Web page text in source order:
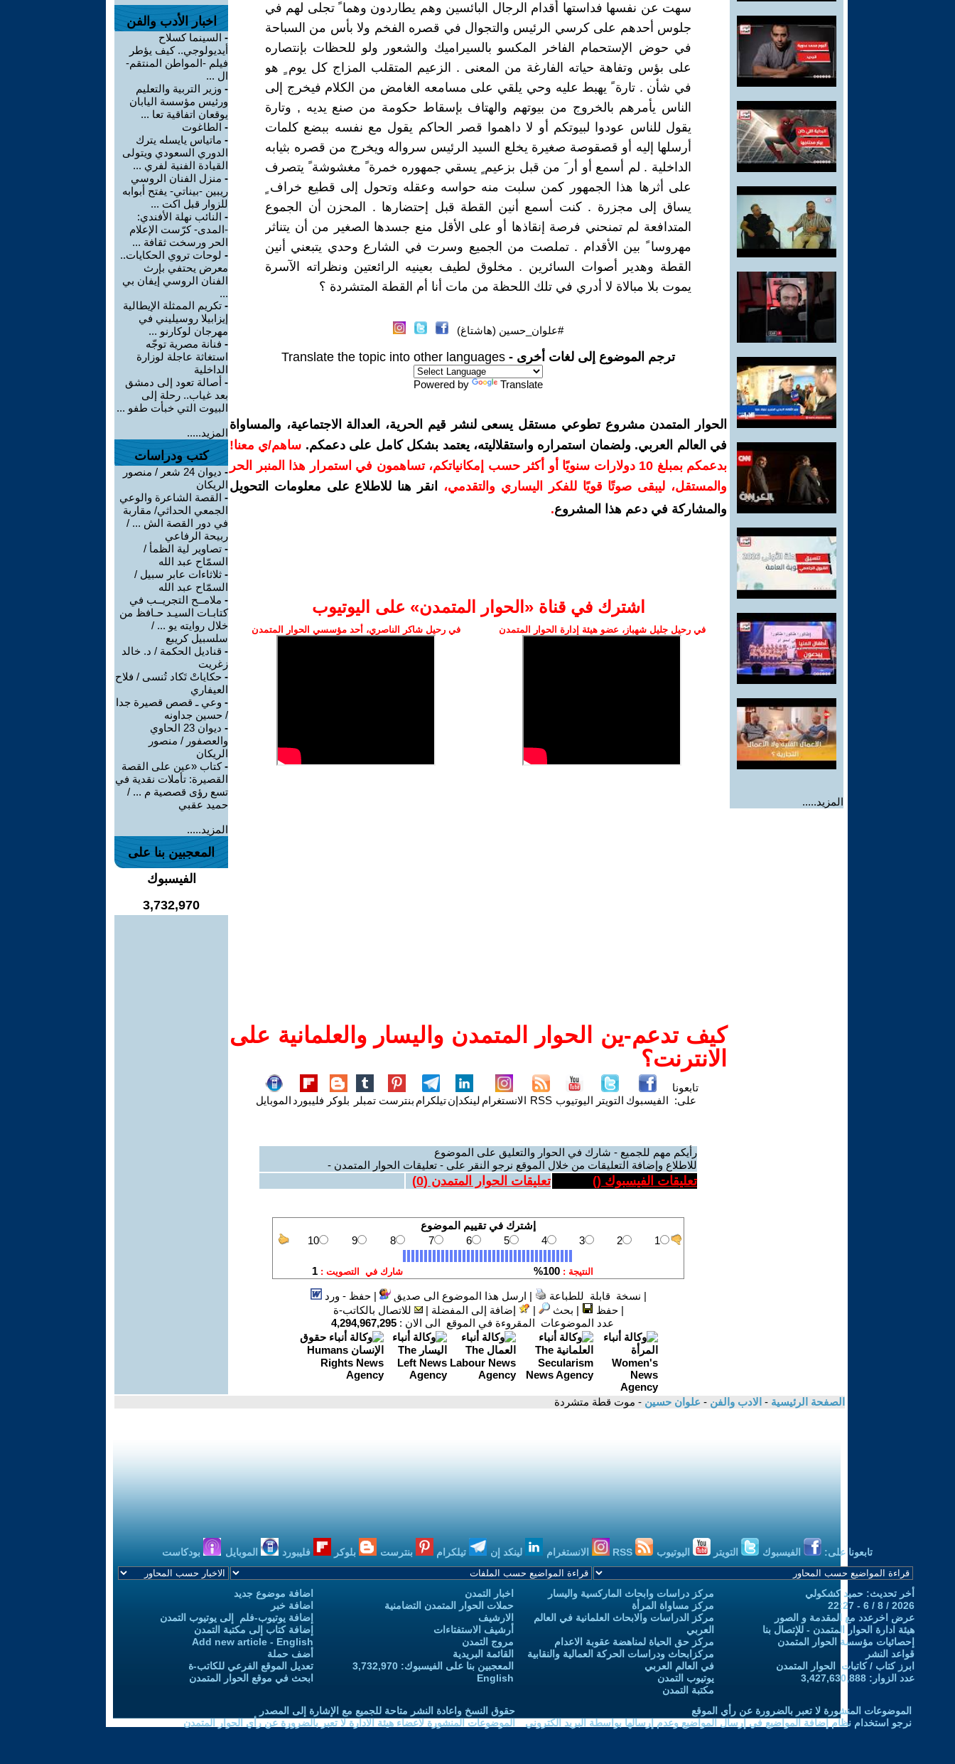
المزيد.....
سهت عن نفسها فداستها أقدام الرجال البائسين وهم يطاردون وهما ً تجلى لهم في
جلوس أحدهم على كرسي الرئيس والتجوال في قصره الفخم ولا بأس من السباحة
في حوض الإستحمام الفاخر المكسو بالسيراميك والشعور ولو للحظات بإنتصاره
على بؤس وتفاهة حياته الفارغة من المعنى . الزعيم المتقلب المزاج كل يوم ٍ هو
في شأن . تارة ً يهبط عليه وحي يلقي على مسامعه الغامض من الكلام فيخرج إلى
الناس يأمرهم بالخروج من بيوتهم والهتاف بإسقاط حكومة من صنع يديه , وتارة
يقول للناس عودوا لبيوتكم أو لا داهموا قصر الحاكم يقول مع نفسه ببضع كلمات
أرسلها إليه أو قصقوصة صغيرة يخلع السيد الرئيس سرواله ويخرج من قصره بثيابه
الداخلية . لم أسمع أو أر َ من قبل بزعيم ٍ يسقي جمهوره خمرة ً مغشوشة ً يتصرف
على أثرها هذا الجمهور كمن سلبت منه حواسه وعقله وتحول إلى قطيع خراف ٍ
يساق إلى مجزرة . كنت أسمع أنين القطة قبل إحتضارها . المحزن أن الجموع
المتدافعة لم تمنحني فرصة إنقاذها أو على الأقل منع جسدها الصغير من أن يتناثر
مهروسا ً بين الأقدام . تملصت من الجميع وسرت في الشارع وحدي يتبعني أنين
القطة وهدير أصوات السائرين . مخلوق لطيف بعينيه الرائعتين ونظراته الآسرة
يموت بلا مبالاة لا أدري في تلك اللحظة من مات أنا أم القطة المتشردة ؟
#علوان_حسين (هاشتاغ)
ترجم الموضوع إلى لغات أخرى - Translate the topic into other languages
Powered by Translate
الحوار المتمدن مشروع تطوعي مستقل يسعى لنشر قيم الحرية، العدالة الاجتماعية، والمساواة
في العالم العربي. ولضمان استمراره واستقلاليته، يعتمد بشكل كامل على دعمكم. ساهم/ي معنا!
بدعمكم بمبلغ 10 دولارات سنويًا أو أكثر حسب إمكانياتكم، تساهمون في استمرار هذا المنبر الحر
والمستقل، ليبقى صوتًا قويًا للفكر اليساري والتقدمي،
انقر هنا للاطلاع على معلومات التحويل
والمشاركة في دعم هذا المشروع.
اشترك في قناة ‫«الحوار المتمدن» على اليوتيوب
في رحيل جليل شهباز، عضو هيئة إدارة الحوار المتمدن في رحيل شاكر الناصري، أحد مؤسسي الحوار المتمدن
كيف تدعم-ين الحوار المتمدن واليسار والعلمانية على
الانترنت؟
تابعونا
على: الفيسبوك التويتر اليوتيوب RSS الانستغرام لينكدإنتيلكرام بنترست تمبلر بلوكر فليبورد الموبايل
رأيكم مهم للجميع - شارك في الحوار والتعليق على الموضوع
للاطلاع وإضافة التعليقات من خلال الموقع نرجو النقر على - تعليقات الحوار المتمدن -
تعليقات الفيسبوك () تعليقات الحوار المتمدن (0
)
| نسخة قابلة للطباعة | ارسل هذا الموضوع الى صديق |حفظ - ورد
|حفظ | بحث | إضافة إلى المفضلة |
للاتصال بالكاتب-ة
عدد الموضوعات المقروءة في الموقع الى الان : 4,294,967,295
اخبار الأدب والفن
- السينما كسلاح
أيديولوجي.. كيف يؤطر
فيلم -المواطن المنتقم-
ال ...
- وزير التربية والتعليم
ورئيس مؤسسة اليابان
يوقعان اتفاقية تعا ...
- الطاغوت
- ماتياس يايسله يترك
الدوري السعودي ويتولى
القيادة الفنية لفري ...
- منزل الفنان الروسي
ريبين -بيناتي- يفتح أبوابه
للزوار قبل اكت ...
- النائب نهلة الأفندي:
-المدى- كرّست الإعلام
الحر ورسخت ثقافة ...
- لوحات تروي الحكايات..
معرض يحتفي بإرث
الفنان الروسي إيفان بي
...
- تكريم الممثلة الإيطالية
إيزابيلا روسيليني في
مهرجان لوكارنو ...
- فنانة مصرية توجّه
استغاثة عاجلة لوزارة
الداخلية
- أصالة تعود إلى دمشق
بعد غياب.. رحلة إلى
البيوت التي خبأت طفو ...
المزيد.....
كتب ودراسات
-
ديوان 24 شعر / منصور
الريكان
- القصة الشاعرة والوعي
الجمعي الحداثي/ مقاربة
في دور القصة الش ... /
ربيحة الرفاعي
- تصاوير لية الظمأ /
السمّاح عبد الله
- ثلاثاءات عابر سبيل /
السمّاح عبد الله
- ملامــح التجريــب في
كتابـات السيـد حـافظ من
خلال روايته يو ... /
سلسبيل كريبع
- قناديل الحكمة / د. خالد
زغريت
- حكاياتْ تَكاد تُنسى / فلاح
العيفاري
- وعي ـ قصص قصيرة جدا
/ حسين جداونه
-
ديوان 23 الحاوي
والعصفور / منصور
الريكان
-كتاب «عين على القصة
القصيرة: تأملات نقدية في
تسع رؤى قصصية م ... /
حميد عقبي
المزيد.....
المعجبين بنا على
الفيسبوك
3,732,970
الصفحة الرئيسية - الادب والفن - علوان حسين - موت قطة متشردة
تابعونا على: الفيسبوك التويتر اليوتيوب الانستغرام لينكد إن تيلكرام بنترست بلوكر فليبورد الموبايل بودكاست
أخر تحديث: حميد كشكولي
2026 / 8 / 6 - 22:27
عرض اخرعدد مع المقدمة و الصور
هيئة ادارة الحوار المتمدن - للإتصال بنا
إحصائيات مؤسسة الحوار المتمدن
قواعد النشر
ابرز كتاب / كاتبات الحوار المتمدن
عدد الزوار: 3,427,630,888
مركز دراسات وابحاث الماركسية واليسار
مركز مساواة المرأة
مركز الدراسات والابحاث العلمانية في العالم
العربي
مركز حق الحياة لمناهضة عقوبة الاعدام
مركزابحاث ودراسات الحركة العمالية والنقابية
في العالم العربي
يوتيوب التمدن
مكتبة التمدن
اخبار التمدن
حملات الحوار المتمدن التضامنية
الارشيف
أرشيف الاستفتاءات
مروج التمدن
القائمة البريدية
المعجبين بنا على الفيسبوك: 3,732,970
English
اضافة موضوع جديد
اضافة خبر
إضافة يوتيوب-فلم إلى يوتيوب التمدن
إضافة كتاب إلى مكتبة التمدن
Add new article - English
أضف حملة
تعديل الموقع الفرعي للكاتب-ة
ابحث في موقع الحوار المتمدن
الموضوعات المنشورة لا تعبر بالضرورة عن رأي الموقع
نرجو استخدام نظام إضافة المواضيع في إرسال المواضيع وعدم إرسالها بواسطة البريد الكتروني
حقوق النسخ واعادة النشر متاحة للجميع مع الإشارة إلى المصدر
الموضوعات المنشورة لاعضاء هيئة الادارة لا تعبر بالضرورة عن رأي الحوار المتمدن